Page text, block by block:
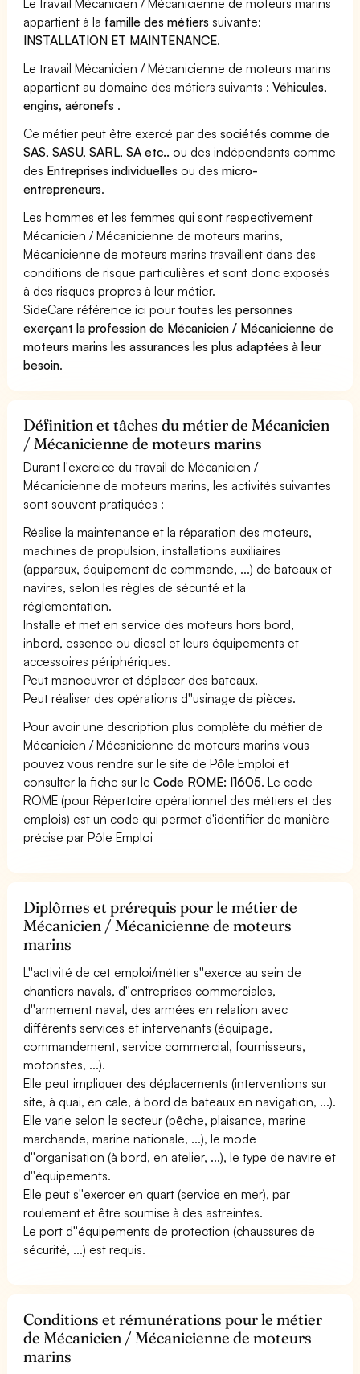
appartient à la famille des métiers suivante:
INSTALLATION ET MAINTENANCE.
Le travail Mécanicien / Mécanicienne de moteurs marins
appartient au domaine des métiers suivants :Véhicules,
engins, aéronefs .
Ce métier peut être exercé par dessociétés comme de
SAS, SASU, SARL, SA etc.. ou des indépendants comme
des Entreprises individuelles ou desmicro-
entrepreneurs.
Les hommes et les femmes qui sont respectivement
Mécanicien / Mécanicienne de moteurs marins,
Mécanicienne de moteurs marins travaillent dans des
conditions de risque particulières et sont donc exposés
à des risques propres à leur métier.
SideCare référence ici pour toutes lespersonnes
exerçant la profession de Mécanicien / Mécanicienne de
moteurs marins les assurances les plus adaptées à leur
besoin.
Définition et tâches du métier de Mécanicien
/ Mécanicienne de moteurs marins
Durant l'exercice du travail de Mécanicien /
Mécanicienne de moteurs marins, les activités suivantes
sont souvent pratiquées :
Réalise la maintenance et la réparation des moteurs,
machines de propulsion, installations auxiliaires
(apparaux, équipement de commande, ...) de bateaux et
navires, selon les règles de sécurité et la
réglementation.
Installe et met en service des moteurs hors bord,
inbord, essence ou diesel et leurs équipements et
accessoires périphériques.
Peut manoeuvrer et déplacer des bateaux.
Peut réaliser des opérations d''usinage de pièces.
Pour avoir une description plus complète du métier de
Mécanicien / Mécanicienne de moteurs marins vous
pouvez vous rendre sur le site de Pôle Emploi et
consulter la fiche sur leCode ROME: I1605. Le code
ROME (pour Répertoire opérationnel des métiers et des
emplois) est un code qui permet d'identifier de manière
précise par Pôle Emploi
Diplômes et prérequis pour le métier de
Mécanicien / Mécanicienne de moteurs
marins
L''activité de cet emploi/métier s''exerce au sein de
chantiers navals, d''entreprises commerciales,
d''armement naval, des armées en relation avec
différents services et intervenants (équipage,
commandement, service commercial, fournisseurs,
motoristes, ...).
Elle peut impliquer des déplacements (interventions sur
site, à quai, en cale, à bord de bateaux en navigation, ...).
Elle varie selon le secteur (pêche, plaisance, marine
marchande, marine nationale, ...), le mode
d''organisation (à bord, en atelier, ...), le type de navire et
d''équipements.
Elle peut s''exercer en quart (service en mer), par
roulement et être soumise à des astreintes.
Le port d''équipements de protection (chaussures de
sécurité, ...) est requis.
Conditions et rémunérations pour le métier
de Mécanicien / Mécanicienne de moteurs
marins